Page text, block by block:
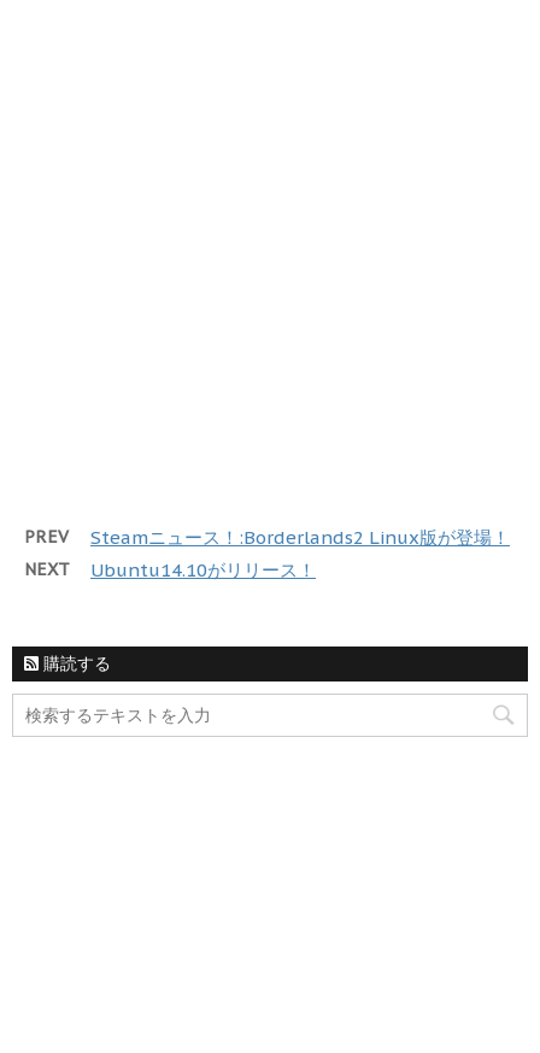
PREV Steamニュース！:Borderlands2 Linux版が登場！
NEXT Ubuntu14.10がリリース！
購読する